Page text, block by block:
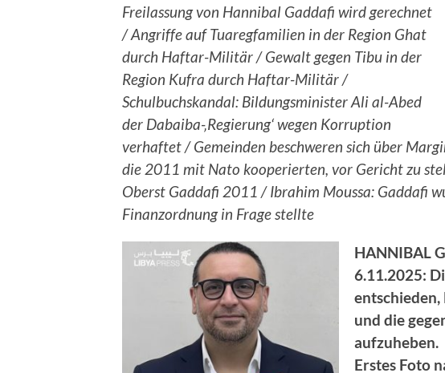
Freilassung von Hannibal Gaddafi wird gerechnet
/ Angriffe auf Tuaregfamilien in der Region Ghat
durch Haftar-Militär / Gewalt gegen Tibu in der
Region Kufra durch Haftar-Militär /
Schulbuchskandal: Bildungsminister Ali al-Abed
der Dabaiba-‚Regierung‘ wegen Korruption
verhaftet / Gemeinden beschweren sich über
die 2011 mit Nato kooperierten, vor Gericht zu
Oberst Gaddafi 2011 / Ibrahim Moussa: Gaddafi
Finanzordnung in Frage stellte
HANNIBAL
6.11.2025:
und die
aufzuheben.
Erstes Foto